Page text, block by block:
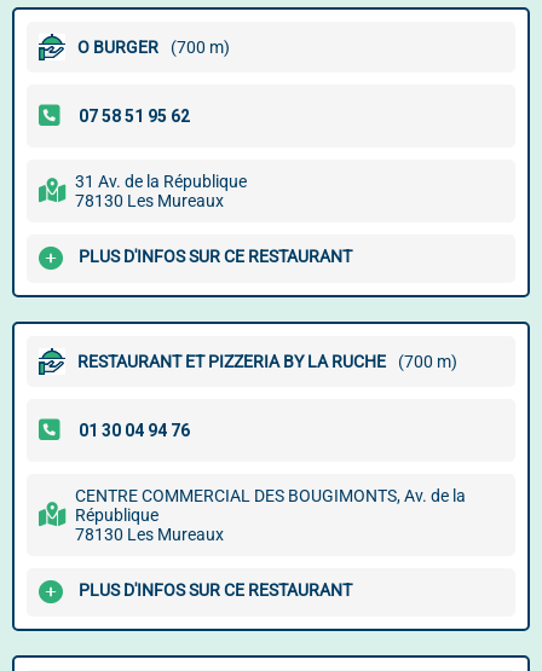
O BURGER (700 m)
31 Av. de la République
78130 Les Mureaux
PLUS D'INFOS SUR CE RESTAURANT
RESTAURANT ET PIZZERIA BY LA RUCHE (700 m)
CENTRE COMMERCIAL DES BOUGIMONTS, Av. de la
République
78130 Les Mureaux
PLUS D'INFOS SUR CE RESTAURANT